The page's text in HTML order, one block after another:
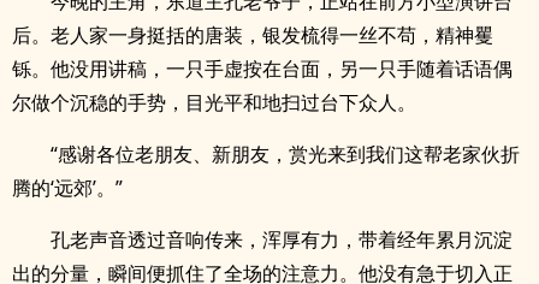
后。老人家一身挺括的唐装，银发梳得一丝不苟，精神矍
铄。他没用讲稿，一只手虚按在台面，另一只手随着话语偶
尔做个沉稳的手势，目光平和地扫过台下众人。
“感谢各位老朋友、新朋友，赏光来到我们这帮老家伙折
腾的‘远郊’。”
孔老声音透过音响传来，浑厚有力，带着经年累月沉淀
出的分量，瞬间便抓住了全场的注意力。他没有急于切入正